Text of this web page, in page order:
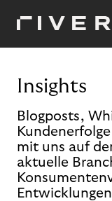
Insights
Blogposts,
mit uns auf
aktuelle